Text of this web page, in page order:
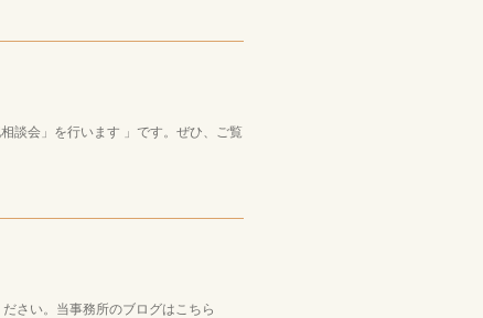
談会」を行います 」です。ぜひ、ご覧
さい。当事務所のブログはこちら